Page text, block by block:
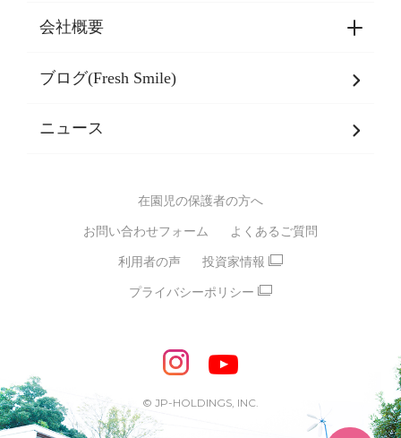
東京都認証保育所空き状況
選ばれる理由一覧
乳児期・幼児期・
バイリンガル保育園
スポーツ保育園
モンテッソーリ式保育園
STEAMS保育・学童
えいご
めざせ！バイリンガル！
めざせ！アスリート教室
ピアノ教室♪ ドレミっこ
会社概要
会社概要
SDGsについて
ブログ(Fresh Smile)
ニュース
在園児の保護者の方へ
お問い合わせフォーム よくあるご質問
利用者の声 投資家情報
プライバシーポリシー
© JP-HOLDINGS, INC.